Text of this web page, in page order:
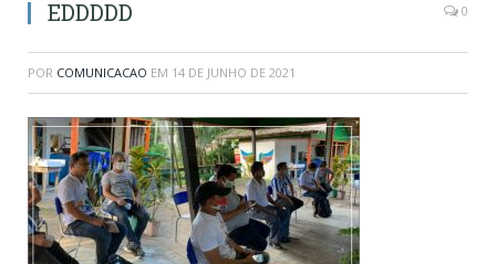
EDDDDD 0
POR COMUNICACAO EM 14 DE JUNHO DE 2021